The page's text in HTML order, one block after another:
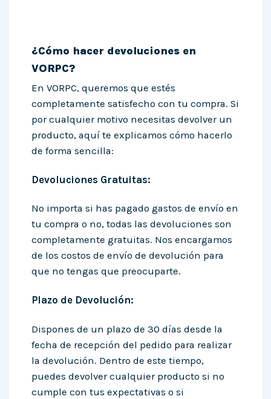
¿Cómo hacer devoluciones en
VORPC?
En VORPC, queremos que estés
completamente satisfecho con tu compra. Si
por cualquier motivo necesitas devolver un
producto, aquí te explicamos cómo hacerlo
de forma sencilla:
Devoluciones Gratuitas:
No importa si has pagado gastos de envío en
tu compra o no, todas las devoluciones son
completamente gratuitas. Nos encargamos
de los costos de envío de devolución para
que no tengas que preocuparte.
Plazo de Devolución:
Dispones de un plazo de 30 días desde la
fecha de recepción del pedido para realizar
la devolución. Dentro de este tiempo,
puedes devolver cualquier producto si no
cumple con tus expectativas o si